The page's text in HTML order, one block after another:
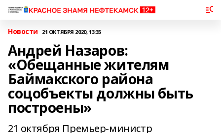
Новости 21 ОКТЯБРЯ 2020, 13:35
Андрей Назаров:
«Обещанные жителям
Баймакского района
соцобъекты должны быть
построены»
21 октября Премьер-министр